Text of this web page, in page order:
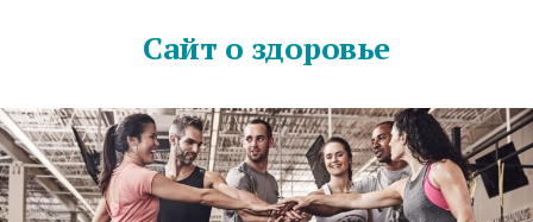
Сайт о здоровье